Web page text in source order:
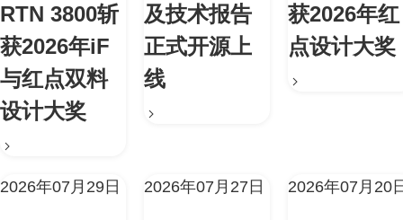
RTN 3800斩
获2026年iF
与红点双料
设计大奖
及技术报告
正式开源上
线
获2026年红
点设计大奖
2026年07月29日 2026年07月27日 2026年07月20